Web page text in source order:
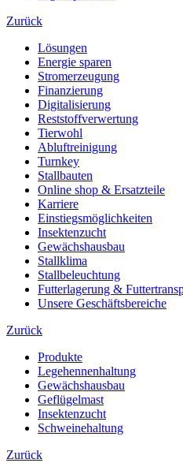
Zurück
Lösungen
Energie sparen
Stromerzeugung
Finanzierung
Digitalisierung
Reststoffverwertung
Tierwohl
Abluftreinigung
Turnkey
Stallbauten
Online shop & Ersatzteile
Karriere
Einstiegsmöglichkeiten
Insektenzucht
Gewächshausbau
Stallklima
Stallbeleuchtung
Futterlagerung &
Unsere Geschäftsbereiche
Zurück
Produkte
Legehennenhaltung
Gewächshausbau
Geflügelmast
Insektenzucht
Schweinehaltung
Zurück